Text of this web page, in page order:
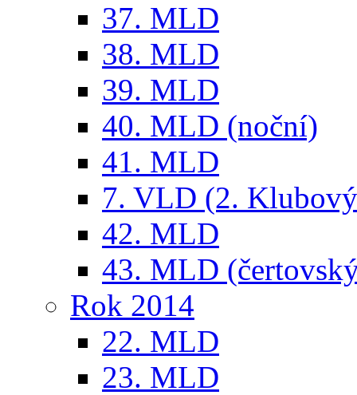
37. MLD
38. MLD
39. MLD
40. MLD (noční)
41. MLD
7. VLD (2.
42. MLD
43. MLD
Rok 2014
22. MLD
23. MLD